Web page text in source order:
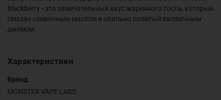
Blackberry - это замечательный вкус жаренного тоста, который
смазан сливочным маслом и обильно политый ежевичным
джемом
Характеристики
Бренд
MONSTER VAPE LABS